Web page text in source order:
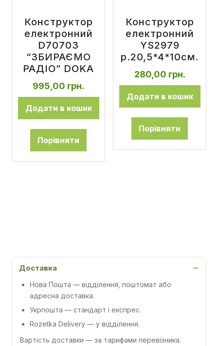
Конструктор
електронний
D70703
“ЗБИРАЄМО
РАДІО” DOKA
995,00 грн.
Додати в кошик
Порівняти
Конструктор
електронний
YS2979
р.20,5*4*10см.
280,00 грн.
Додати в кошик
Порівняти
Доставка
Нова Пошта — відділення, поштомат або
адресна доставка.
Укрпошта — стандарт і експрес.
Rozetka Delivery — у відділення.
Вартість доставки — за тарифами перевізника.